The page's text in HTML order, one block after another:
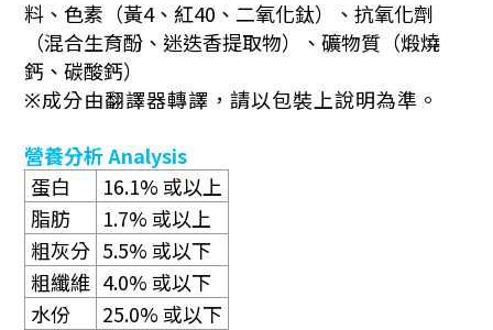
料、色素（黃4、紅40、二氧化鈦）、抗氧化劑
（混合生育酚、迷迭香提取物）、礦物質（煅燒
鈣、碳酸鈣）
※成分由翻譯器轉譯，請以包裝上說明為準。
營養分析Analysis
蛋白
16.1% 或以上
脂肪
1.7% 或以上
粗灰分 5.5% 或以下
粗纖維 4.0% 或以下
水份
25.0% 或以下